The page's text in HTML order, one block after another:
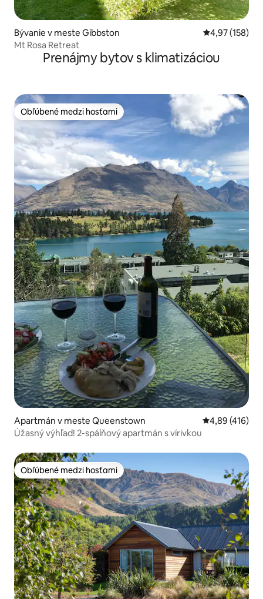
Bývanie v meste Gibbston Priemerné
4,97 (158)
Mt Rosa Retreat
Prenájmy bytov s klimatizáciou
Obľúbené medzi hosťami
Obľúbené medzi hosťami
Apartmán v meste Queenstown Priemerné
4,89 (416)
Úžasný výhľad! 2-spálňový apartmán s vírivkou
Obľúbené medzi hosťami
Obľúbené medzi hosťami